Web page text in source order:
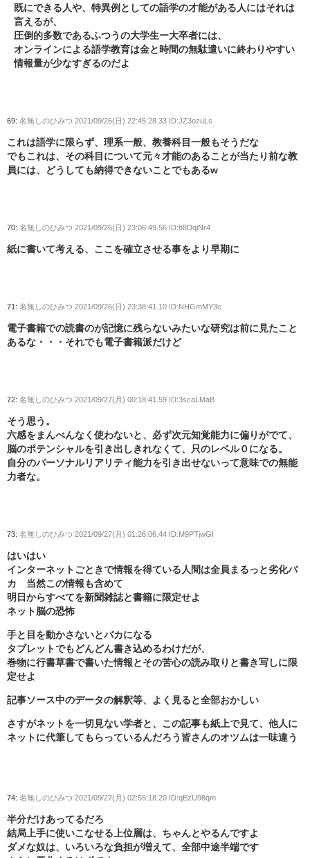
既にできる人や、特異例としての語学の才能がある人にはそれは
言えるが、
圧倒的多数であるふつうの大学生ー大卒者には、
オンラインによる語学教育は金と時間の無駄遣いに終わりやすい
情報量が少なすぎるのだよ
69: 名無しのひみつ 2021/09/26(日) 22:45:28.33 ID:JZ3ozuLs
これは語学に限らず、理系一般、教養科目一般もそうだな
でもこれは、その科目について元々才能のあることが当たり前な教
員には、どうしても納得できないことでもあるw
70: 名無しのひみつ 2021/09/26(日) 23:06:49.56 ID:h8DqiNr4
紙に書いて考える、ここを確立させる事をより早期に
71: 名無しのひみつ 2021/09/26(日) 23:38:41.10 ID:NHGmMY3c
電子書籍での読書のが記憶に残らないみたいな研究は前に見たこと
あるな・・・それでも電子書籍派だけど
72: 名無しのひみつ 2021/09/27(月) 00:18:41.59 ID:3scaLMaB
そう思う。
六感をまんべんなく使わないと、必ず次元知覚能力に偏りがでて、
脳のポテンシャルを引き出しきれなくて、只のレベル０になる。
自分のパーソナルリアリティ能力を引き出せないって意味での無能
力者な。
73: 名無しのひみつ 2021/09/27(月) 01:26:06.44 ID:M9PTjwGI
はいはい
インターネットごときで情報を得ている人間は全員まるっと劣化バ
カ 当然この情報も含めて
明日からすべてを新聞雑誌と書籍に限定せよ
ネット脳の恐怖
手と目を動かさないとバカになる
タブレットでもどんどん書き込めるわけだが、
巻物に行書草書で書いた情報とその苦心の読み取りと書き写しに限
定せよ
記事ソース中のデータの解釈等、よく見ると全部おかしい
さすがネットを一切見ない学者と、この記事も紙上で見て、他人に
ネットに代筆してもらっているんだろう皆さんのオツムは一味違う
74: 名無しのひみつ 2021/09/27(月) 02:55:18.20 ID:qEzU98qm
半分だけあってるだろ
結局上手に使いこなせる上位層は、ちゃんとやるんですよ
ダメな奴は、いろいろな負担が増えて、全部中途半端です